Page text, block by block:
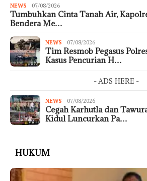
NEWS 07/08/2026
Tumbuhkan Cinta Tanah Air,
Bendera Me…
NEWS 07/08/2026
Tim Resmob Pegasus
Kasus Pencurian H…
- ADS HERE -
NEWS 07/08/2026
Cegah Karhutla dan
Kidul Luncurkan Pa…
HUKUM